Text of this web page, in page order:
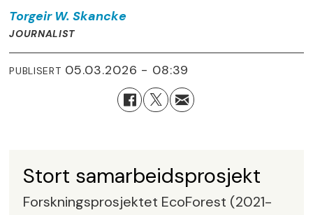
Torgeir W. Skancke
JOURNALIST
PUBLISERT 05.03.2026 - 08:39
Stort samarbeidsprosjekt
Forskningsprosjektet EcoForest (2021-